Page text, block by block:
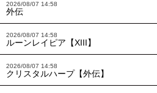
2026/08/07 14:58
外伝
2026/08/07 14:58
ルーンレイピア【XIII】
2026/08/07 14:58
クリスタルハープ【外伝】